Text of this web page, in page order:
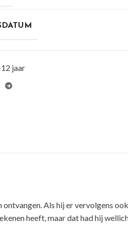
jaar
Als hij er vervolgens
heeft, maar dat had hij